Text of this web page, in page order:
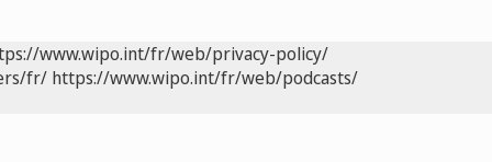
www.wipo.int/fr/web/privacy-policy/
fr/ https://www.wipo.int/fr/web/podcasts/